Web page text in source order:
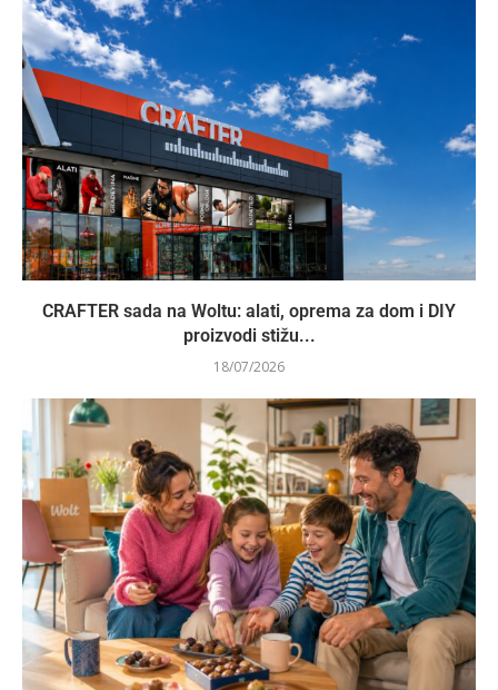
CRAFTER sada na Woltu: alati, oprema za dom i DIY
proizvodi stižu...
18/07/2026